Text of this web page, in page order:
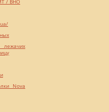
/ ВНО
Nova